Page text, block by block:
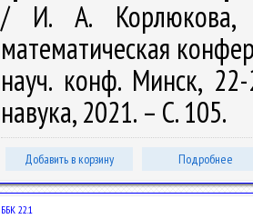
/ И. А. Корлюкова,
математическая
науч. конф. Минск,
навука, 2021. – С. 105.
Добавить в корзину Подробнее
ББК 22.1